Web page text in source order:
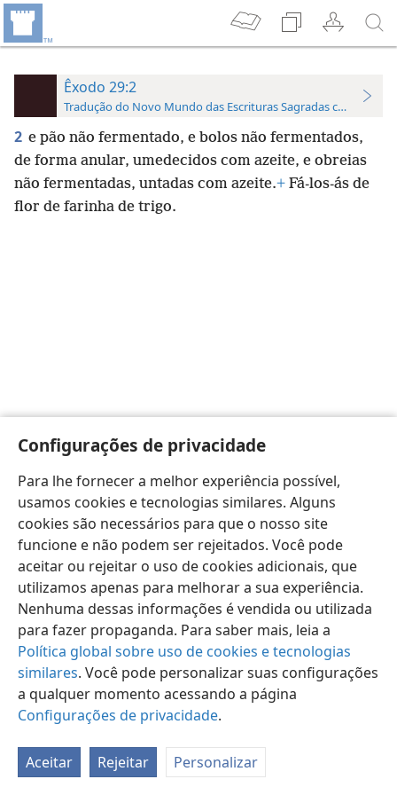
Configurações de privacidade
Para lhe fornecer a melhor experiência possível,
usamos cookies e tecnologias similares. Alguns
cookies são necessários para que o nosso site
funcione e não podem ser rejeitados. Você pode
aceitar ou rejeitar o uso de cookies adicionais, que
utilizamos apenas para melhorar a sua experiência.
Nenhuma dessas informações é vendida ou utilizada
para fazer propaganda. Para saber mais, leia a
Política global sobre uso de cookies e tecnologias
similares. Você pode personalizar suas configurações
a qualquer momento acessando a página
Configurações de privacidade.
Aceitar Rejeitar Personalizar
Êxodo 29:2
Tradução do Novo Mundo das Escrituras Sagradas com
2 e pão não fermentado, e bolos não fermentados,
de forma anular, umedecidos com azeite, e obreias
não fermentadas, untadas com azeite.+ Fá-los-ás de
flor de farinha de trigo.
Português (Brasil) Preferências
Copyright© 2026 Watch Tower Bible and Tract Society of Pennsylvania
Termos de Uso
Política de Privacidade
Configurações de Privacidade
JW.ORG Login